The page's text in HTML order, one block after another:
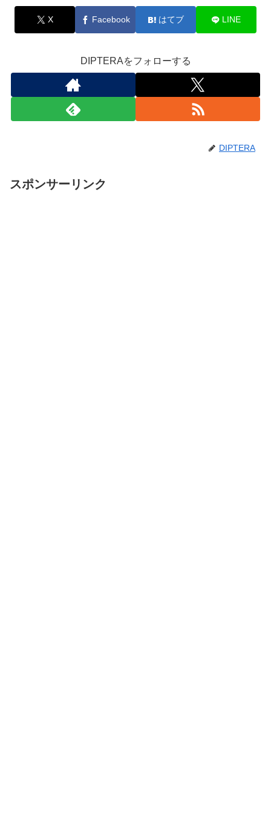
X Facebook はてブ LINE
DIPTERAをフォローする
DIPTERA
スポンサーリンク